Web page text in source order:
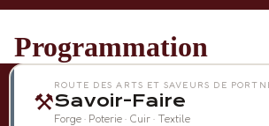
Programmation
⚒
ROUTE DES ARTS ET SAVEURS DE
Savoir-Faire
Forge · Poterie · Cuir · Textile